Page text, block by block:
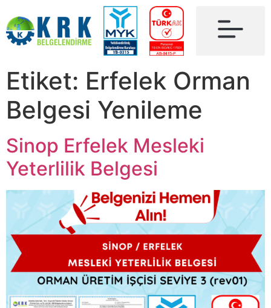
Etiket: Erfelek Orman
Belgesi Yenileme
Sinop Erfelek Mesleki
Yeterlilik Belgesi